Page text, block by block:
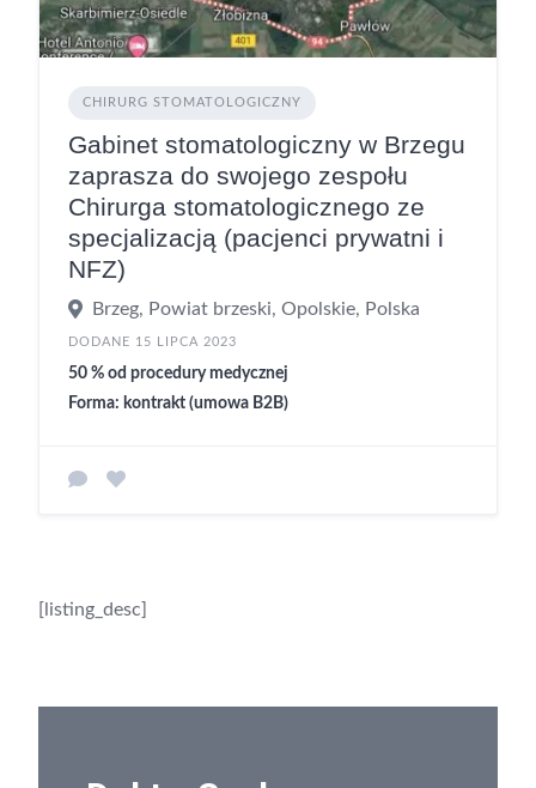
CHIRURG STOMATOLOGICZNY
Gabinet stomatologiczny w Brzegu
zaprasza do swojego zespołu
Chirurga stomatologicznego ze
specjalizacją (pacjenci prywatni i
NFZ)
Brzeg, Powiat brzeski, Opolskie, Polska
DODANE 15 LIPCA 2023
50 % od procedury medycznej
Forma: kontrakt (umowa B2B)
[listing_desc]